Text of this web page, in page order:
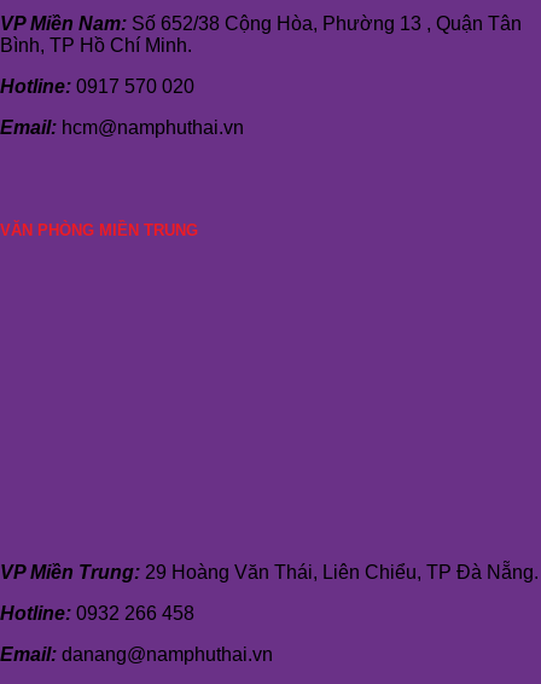
VP Miền Nam: Số 652/38 Cộng Hòa, Phường 13 , Quận Tân
Bình, TP Hồ Chí Minh.
Hotline: 0917 570 020
Email: hcm@namphuthai.vn
VĂN PHÒNG MIỀN TRUNG
VP Miền Trung: 29 Hoàng Văn Thái, Liên Chiểu, TP Đà Nẵng.
Hotline: 0932 266 458
Email: danang@namphuthai.vn